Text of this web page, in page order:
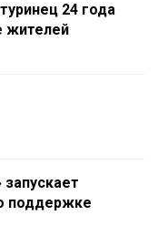
24 года
жителей
поддержке